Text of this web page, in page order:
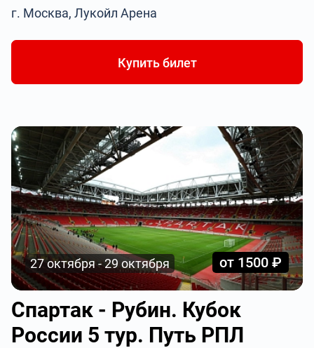
г. Москва, Лукойл Арена
Купить билет
27 октября - 29 октября от 1500 ₽
Спартак - Рубин. Кубок
России 5 тур. Путь РПЛ